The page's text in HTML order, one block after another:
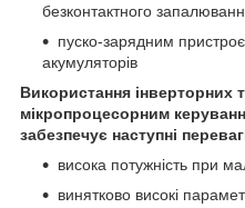
безконтактного
пуско-зарядним
акумуляторів
Використання інверторних
мікропроцесорним
забезпечує наступні
висока потужність при
винятково високі